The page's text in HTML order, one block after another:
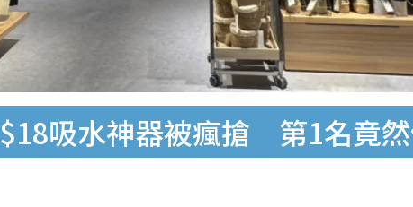
吸水神器被瘋搶 第1名竟